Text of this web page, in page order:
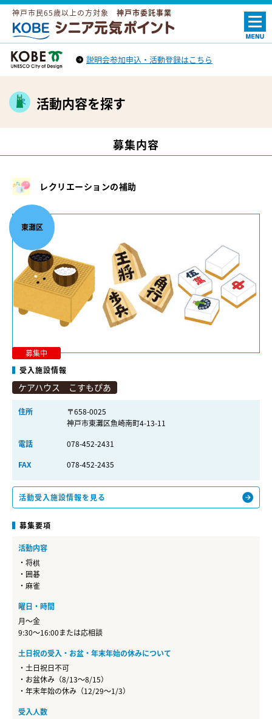
神戸市民65歳以上の方対象 神戸市委託事業
ＫＯＢＥシニア元気ポイント
神戸市トップへ
説明会参加申込・活動登録はこちら
活動内容を探す
募集内容
レクリエーションの補助
東灘区
募集中
受入施設情報
ケアハウス こすもぴあ
住所
〒658-0025
神戸市東灘区魚崎南町4-13-11
電話
078-452-2431
FAX
078-452-2435
活動受入施設情報を見る
募集要項
活動内容
・将棋
・囲碁
・麻雀
曜日・時間
月～金
9:30～16:00または応相談
土日祝の受入・お盆・年末年始の休みについて
・土日祝日不可
・お盆休み（8/13～8/15）
・年末年始の休み（12/29～1/3）
受入人数